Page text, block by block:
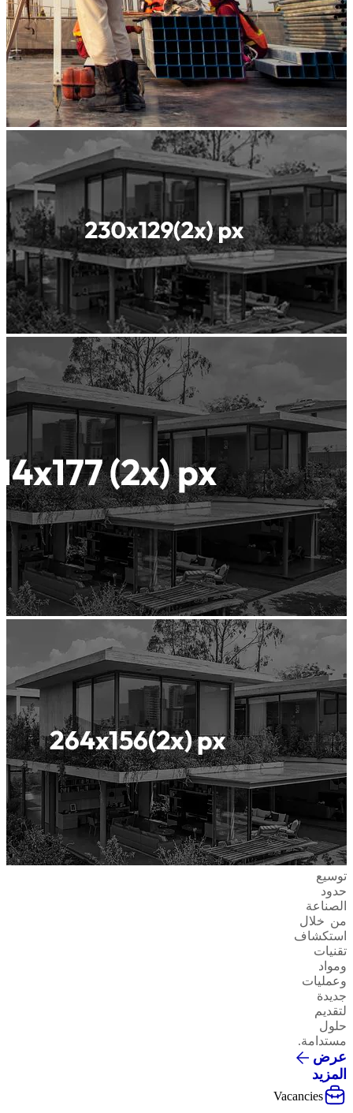
توسيع
حدود
الصناعة
من خلال
استكشاف
تقنيات
ومواد
وعمليات
جديدة
لتقديم
حلول
مستدامة.
عرض
المزيد
Vacancies